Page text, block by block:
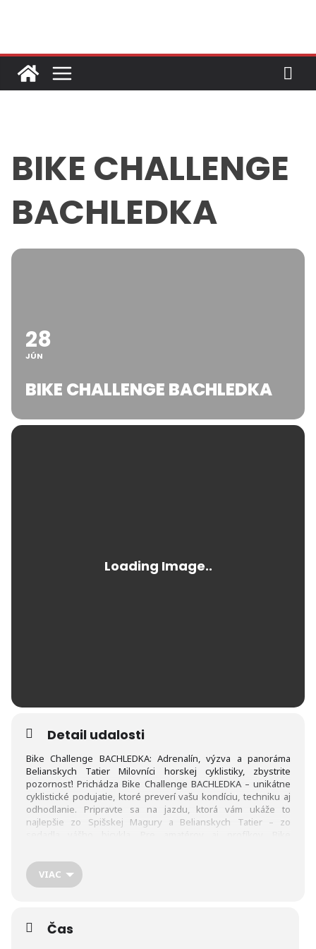
BIKE CHALLENGE
BACHLEDKA
28
JÚN
BIKE CHALLENGE BACHLEDKA
Detail udalosti
Bike Challenge BACHLEDKA: Adrenalín, výzva a panoráma
Belianskych Tatier Milovníci horskej cyklistiky, zbystrite
pozornosť! Prichádza Bike Challenge BACHLEDKA – unikátne
cyklistické podujatie, ktoré preverí vašu kondíciu, techniku aj
odhodlanie. Pripravte sa na jazdu, ktorá vám ukáže to
najlepšie zo Spišskej Magury a Belianskych Tatier – zo
cyklistov až po skúsených pretekárov. Súťaží sa v disciplíne
cross-country (XC) – Point to Point, a to na dvoch trasách: 16
km – ideálna pre menej skúsených či mladších účastníkov 43
rozmanitým terénom. Lesné cesty, horské chodníky,
dynamické zjazdy i technické stúpania – to všetko vytvára
VIAC
Čas